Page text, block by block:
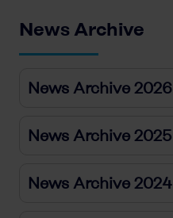
News Archive
News Archive 2026
News Archive 2025
News Archive 2024